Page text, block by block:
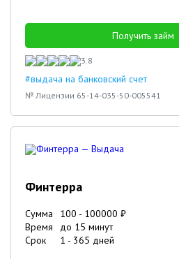
Получить займ
3.8
#выдача на банковский счет
№ Лицензии 65-14-035-50-005541
Финтерра
Сумма 100 - 100000 ₽
Время
до 15 минут
Срок
1 - 365 дней